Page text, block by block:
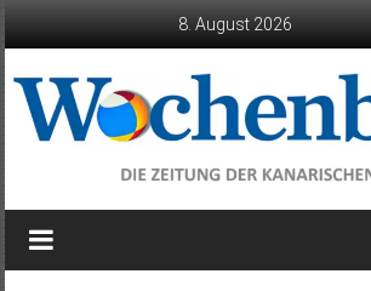
8. August 2026
Wochenblatt
die